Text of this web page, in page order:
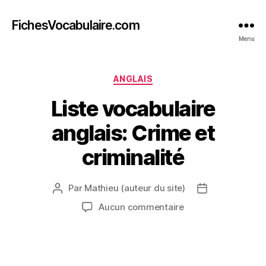
FichesVocabulaire.com
Menu
Catégories
ANGLAIS
Liste vocabulaire
anglais: Crime et
criminalité
Auteur
l’article
Par Mathieu (auteur du site)
Date
Aucun commentairesur